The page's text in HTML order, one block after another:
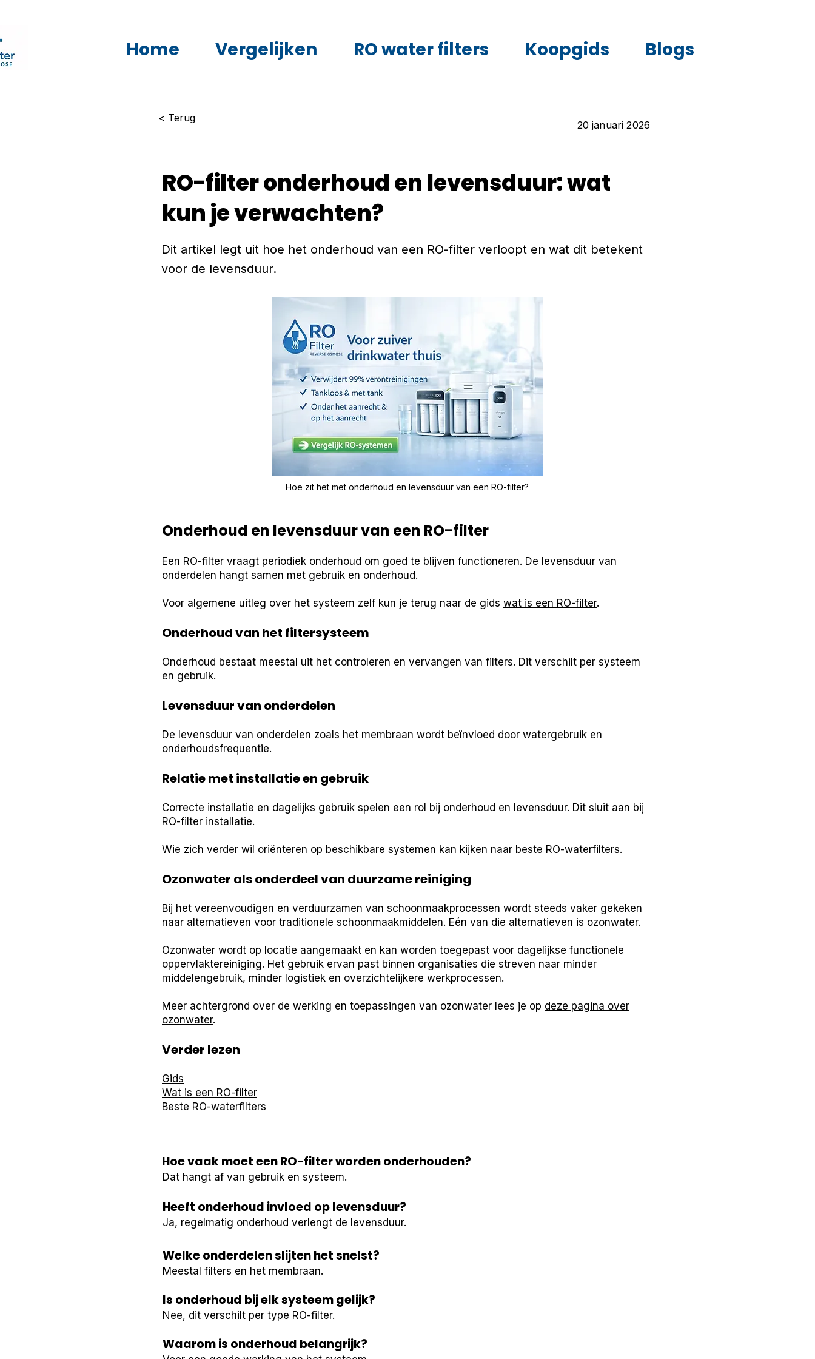
Home Vergelijken RO water filters Koopgids Blogs
< Terug
20 januari 2026
RO-filter onderhoud en levensduur: wat
kun je verwachten?
Dit artikel legt uit hoe het onderhoud van een RO-filter verloopt en wat dit betekent
voor de levensduur.
Hoe zit het met onderhoud en levensduur van een RO-filter?
Onderhoud en levensduur van een RO-filter
Een RO-filter vraagt periodiek onderhoud om goed te blijven functioneren. De levensduur van
onderdelen hangt samen met gebruik en onderhoud.
Voor algemene uitleg over het systeem zelf kun je terug naar de gids wat is een RO-filter.
Onderhoud van het filtersysteem
Onderhoud bestaat meestal uit het controleren en vervangen van filters. Dit verschilt per systeem
en gebruik.
Levensduur van onderdelen
De levensduur van onderdelen zoals het membraan wordt beïnvloed door watergebruik en
onderhoudsfrequentie.
Relatie met installatie en gebruik
Correcte installatie en dagelijks gebruik spelen een rol bij onderhoud en levensduur. Dit sluit aan bij
RO-filter installatie.
Wie zich verder wil oriënteren op beschikbare systemen kan kijken naar beste RO-waterfilters.
Ozonwater als onderdeel van duurzame reiniging
Bij het vereenvoudigen en verduurzamen van schoonmaakprocessen wordt steeds vaker gekeken
naar alternatieven voor traditionele schoonmaakmiddelen. Eén van die alternatieven is ozonwater.
Ozonwater wordt op locatie aangemaakt en kan worden toegepast voor dagelijkse functionele
oppervlaktereiniging. Het gebruik ervan past binnen organisaties die streven naar minder
middelengebruik, minder logistiek en overzichtelijkere werkprocessen.
Meer achtergrond over de werking en toepassingen van ozonwater lees je op deze pagina over
ozonwater.
Verder lezen
Gids
Wat is een RO-filter
Beste RO-waterfilters
Hoe vaak moet een RO-filter worden onderhouden?
Dat hangt af van gebruik en systeem.
Heeft onderhoud invloed op levensduur?
Ja, regelmatig onderhoud verlengt de levensduur.
Welke onderdelen slijten het snelst?
Meestal filters en het membraan.
Is onderhoud bij elk systeem gelijk?
Nee, dit verschilt per type RO-filter.
Waarom is onderhoud belangrijk?